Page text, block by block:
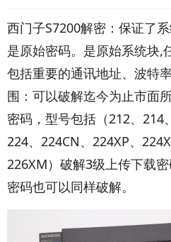
西门子S7200解密：保证了
是原始密码。是原始系统块,
包括重要的通讯地址、波特
围：可以破解迄今为止市面
密码，型号包括（212、214
224、224CN、224XP、
226XM）破解3级上传下载
密码也可以同样破解。